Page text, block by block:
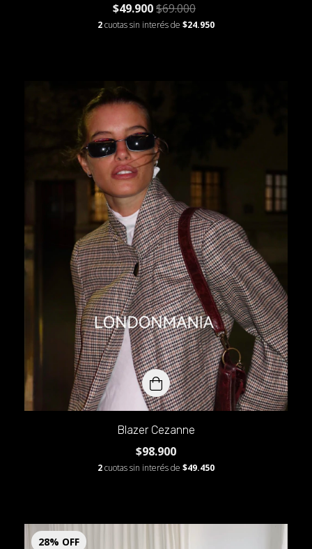
$49.900$69.000
2cuotas sin interés de $24.950
Blazer Cezanne
$98.900
2cuotas sin interés de $49.450
28% OFF